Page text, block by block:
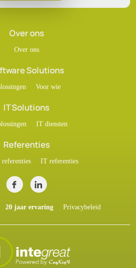
Over ons
Over ons
Solutions
Voor wie
IT Solutions
IT diensten
Referenties
IT referenties
20 jaar ervaring Privacybeleid